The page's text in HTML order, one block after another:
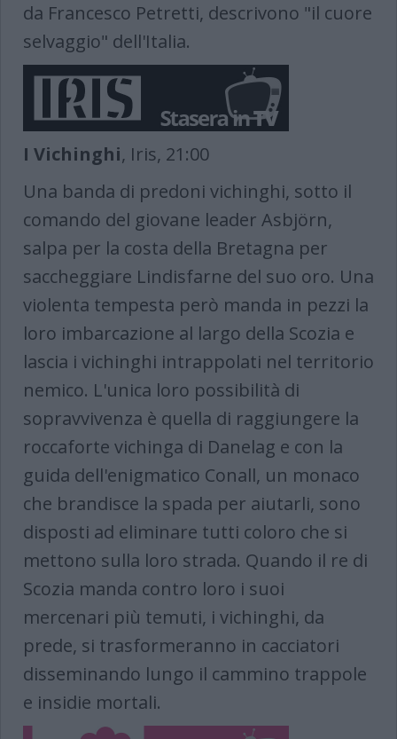
da Francesco Petretti, descrivono "il cuore
selvaggio" dell'Italia.
I Vichinghi​​​​​​​, Iris, 21:00
Una banda di predoni vichinghi, sotto il
comando del giovane leader Asbjörn,
salpa per la costa della Bretagna per
saccheggiare Lindisfarne del suo oro. Una
violenta tempesta però manda in pezzi la
loro imbarcazione al largo della Scozia e
lascia i vichinghi intrappolati nel territorio
nemico. L'unica loro possibilità di
sopravvivenza è quella di raggiungere la
roccaforte vichinga di Danelag e con la
guida dell'enigmatico Conall, un monaco
che brandisce la spada per aiutarli, sono
disposti ad eliminare tutti coloro che si
mettono sulla loro strada. Quando il re di
Scozia manda contro loro i suoi
mercenari più temuti, i vichinghi, da
prede, si trasformeranno in cacciatori
disseminando lungo il cammino trappole
e insidie mortali.